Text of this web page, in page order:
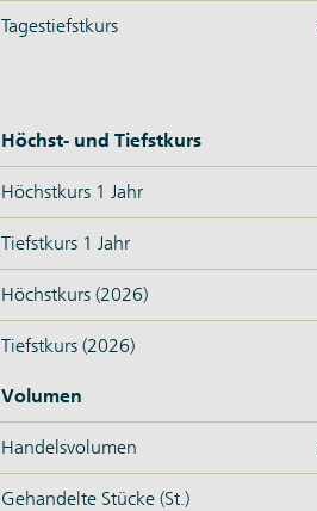
Tagestiefstkurs
Höchst- und Tiefstkurs
Höchstkurs 1 Jahr
Tiefstkurs 1 Jahr
Höchstkurs (2026)
Tiefstkurs (2026)
Volumen
Handelsvolumen
Gehandelte Stücke (St.)